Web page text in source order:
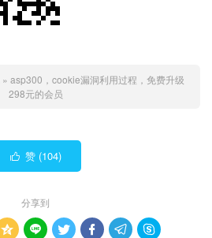
» asp300，cookie漏洞利用过程，免费升级
298元的会员
 赞 (104)
分享到
     